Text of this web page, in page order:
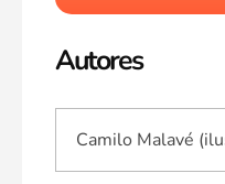
Autores